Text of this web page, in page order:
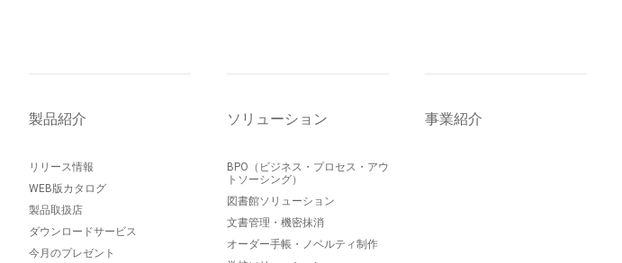
製品紹介
リリース情報
WEB版カタログ
製品取扱店
ダウンロードサービス
今月のプレゼント
ソリューション
BPO（ビジネス・プロセス・アウ
トソーシング）
図書館ソリューション
文書管理・機密抹消
オーダー手帳・ノベルティ制作
事業紹介